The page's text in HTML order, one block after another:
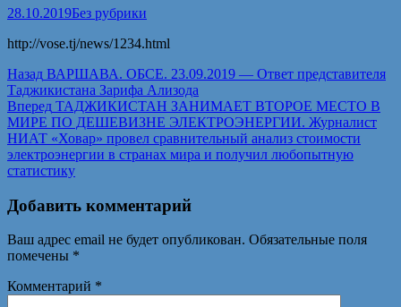
28.10.2019Без рубрики
http://vose.tj/news/1234.html
Назад ВАРШАВА. ОБСЕ. 23.09.2019 — Ответ представителя
Таджикистана Зарифа Ализода
Вперед ТАДЖИКИСТАН ЗАНИМАЕТ ВТОРОЕ МЕСТО В
МИРЕ ПО ДЕШЕВИЗНЕ ЭЛЕКТРОЭНЕРГИИ. Журналист
НИАТ «Ховар» провел сравнительный анализ стоимости
электроэнергии в странах мира и получил любопытную
статистику
Добавить комментарий
Ваш адрес email не будет опубликован. Обязательные поля
помечены *
Комментарий *